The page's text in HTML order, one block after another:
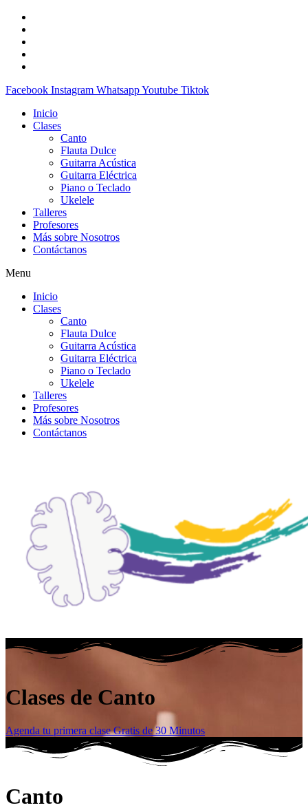
Facebook Instagram WhatsappYoutube Tiktok
Inicio
Clases
Canto
Flauta Dulce
Guitarra Acústica
Guitarra Eléctrica
Piano o Teclado
Ukelele
Talleres
Profesores
Más sobre Nosotros
Contáctanos
Menu
Inicio
Clases
Canto
Flauta Dulce
Guitarra Acústica
Guitarra Eléctrica
Piano o Teclado
Ukelele
Talleres
Profesores
Más sobre Nosotros
Contáctanos
Clases de Canto
Agenda tu primera clase Gratis de 30 Minutos
Canto